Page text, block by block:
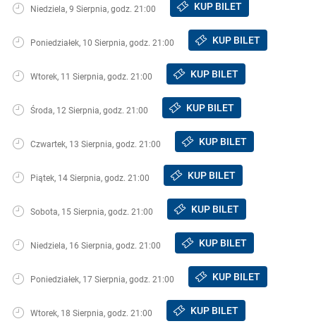
Niedziela, 9 Sierpnia, godz. 21:00 KUP BILET
Poniedziałek, 10 Sierpnia, godz. 21:00 KUP BILET
Wtorek, 11 Sierpnia, godz. 21:00 KUP BILET
Środa, 12 Sierpnia, godz. 21:00 KUP BILET
Czwartek, 13 Sierpnia, godz. 21:00 KUP BILET
Piątek, 14 Sierpnia, godz. 21:00 KUP BILET
Sobota, 15 Sierpnia, godz. 21:00 KUP BILET
Niedziela, 16 Sierpnia, godz. 21:00 KUP BILET
Poniedziałek, 17 Sierpnia, godz. 21:00 KUP BILET
Wtorek, 18 Sierpnia, godz. 21:00 KUP BILET